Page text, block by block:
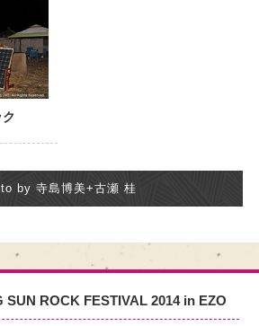
by 寺島博美+古瀬 桂
SUN ROCK FESTIVAL 2014 in EZO